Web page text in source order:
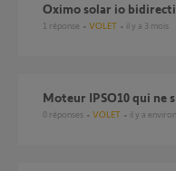
Oximo solar io
1 réponse VOLET il y a 3 mois
Moteur IPSO10 qui ne
0 réponses VOLET il y a